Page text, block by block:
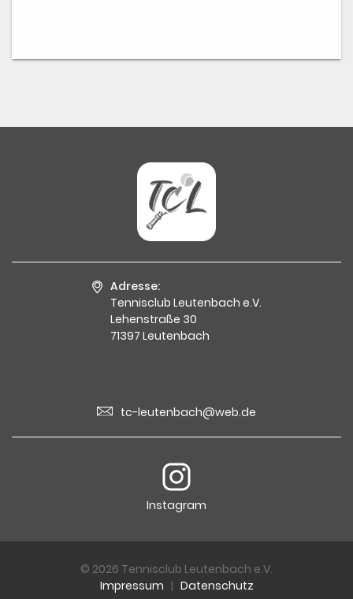
Adresse:
Tennisclub Leutenbach e.V.
Lehenstraße 30
71397 Leutenbach
tc-leutenbach@web.de
Instagram
© 2026 Tennisclub Leutenbach e.V.
Impressum | Datenschutz